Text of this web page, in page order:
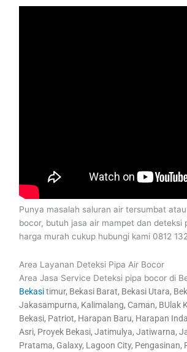
Punya masalah saluran air tersumbat
bocor, butuh jasa air mampet dan deteksi
harga murah cukup hubungi kami 0812
Area Layanan Deteksi Pipa Air Bocor
Area Jasa Service Deteksi pipa bocor di
Bekasitimur, Bekasi Barat, Bekasi Utara,
Jakasampurna, Kalimalang, Caman, BUlak
Bekasi, Patriot, Harapan Baru, Harapan
Asri, Proyek Bekasi, Jatimulya, Jatiwarna,
Pratama, Galaxy, Lagoon City, Pengasinan,